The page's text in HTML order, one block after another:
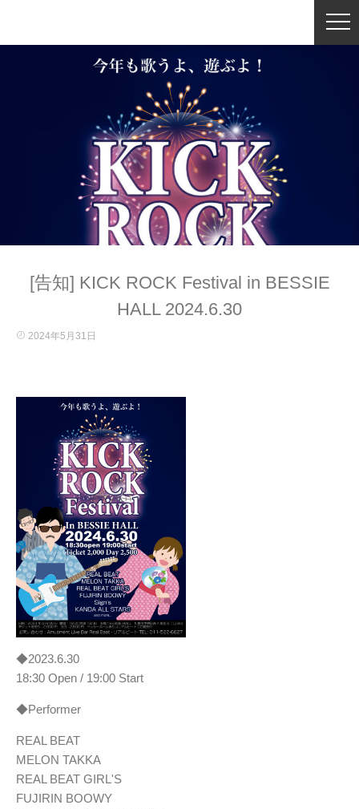
[告知] KICK ROCK Festival in BESSIE
HALL 2024.6.30
2024年5月31日
◆2023.6.30
18:30 Open / 19:00 Start
◆Performer
REAL BEAT
MELON TAKKA
REAL BEAT GIRL'S
FUJIRIN BOOWY